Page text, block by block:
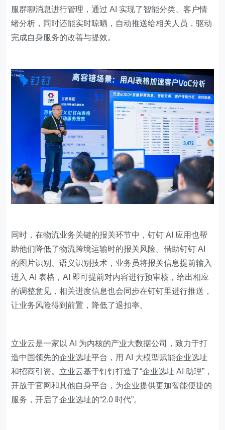
服群聊消息进行管理，通过 AI 实现了智能分类、客户情
绪分析，同时还能实时晾晒，自动推送给相关人员，驱动
完成自身服务的改善与提效。
同时，在物流业务关键的报关环节中，钉钉 AI 应用也帮
助他们降低了物流跨境运输时的报关风险。借助钉钉 AI
的图片识别、语义识别技术，业务员将报关信息提前输入
进入 AI 表格，AI 即可提前对内容进行预审核，给出相应
的调整意见，相关进度信息也会同步在钉钉里进行推送，
让业务风险得到前置，降低了退扣率。
立业云是一家以 AI 为内核的产业大数据公司，致力于打
造中国领先的企业选址平台，用 AI 大模型赋能企业选址
和招商引资。立业云基于钉钉打造了“企业选址 AI 助理”，
开放于官网和其他自身平台，为企业提供更加智能便捷的
服务，开启了企业选址的“2.0 时代”。